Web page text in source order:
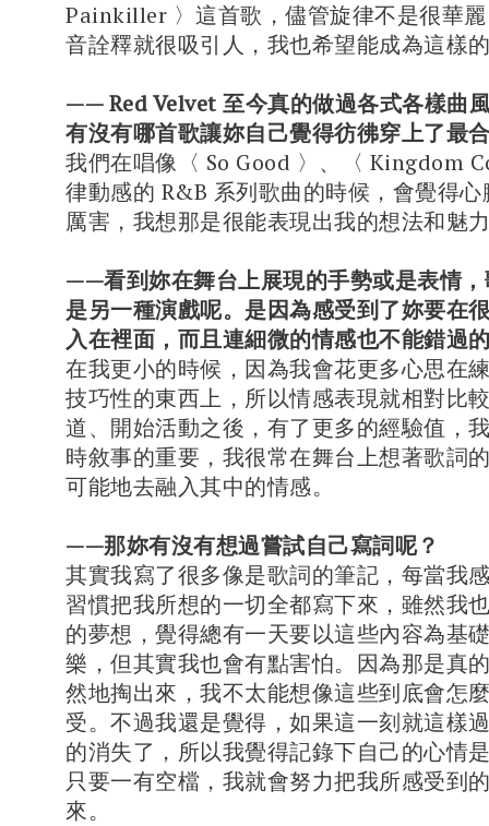
Painkiller 〉這首歌，儘管旋律不是很華
音詮釋就很吸引人，我也希望能成為這樣
—— Red Velvet 至今真的做過各式各樣曲
有沒有哪首歌讓妳自己覺得彷彿穿上了最
我們在唱像〈 So Good 〉、〈 Kingdom
律動感的 R&B 系列歌曲的時候，會覺得
厲害，我想那是很能表現出我的想法和魅
——看到妳在舞台上展現的手勢或是表情
是另一種演戲呢。是因為感受到了妳要在
入在裡面，而且連細微的情感也不能錯過
在我更小的時候，因為我會花更多心思在
技巧性的東西上，所以情感表現就相對比
道、開始活動之後，有了更多的經驗值，
時敘事的重要，我很常在舞台上想著歌詞
可能地去融入其中的情感。
——那妳有沒有想過嘗試自己寫詞呢？
其實我寫了很多像是歌詞的筆記，每當我
習慣把我所想的一切全都寫下來，雖然我
的夢想，覺得總有一天要以這些內容為基
樂，但其實我也會有點害怕。因為那是真
然地掏出來，我不太能想像這些到底會怎
受。不過我還是覺得，如果這一刻就這樣
的消失了，所以我覺得記錄下自己的心情
只要一有空檔，我就會努力把我所感受到
來。